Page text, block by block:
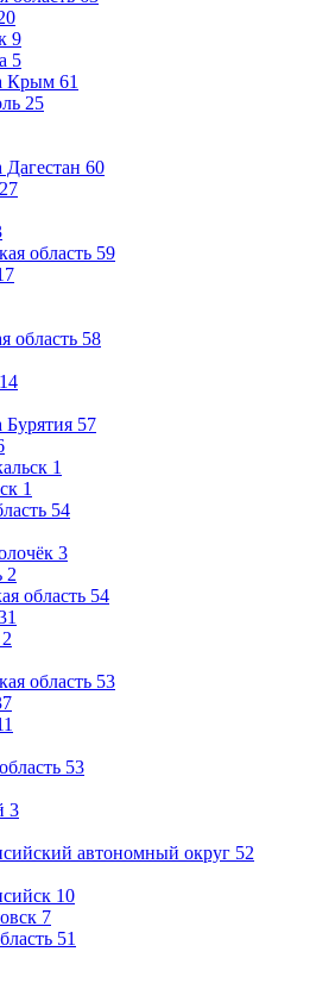
9
5
Крым 61
25
Дагестан 60
27
область 59
область 58
14
Бурятия 57
1
1
54
3
2
область 54
2
область 53
53
3
автономный округ 52
10
7
51